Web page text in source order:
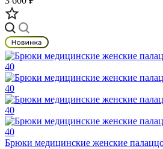
Брюки медицинские женские